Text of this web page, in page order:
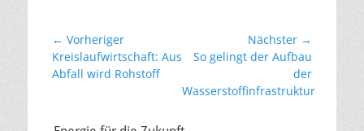
Beitragsnavigation
← Vorheriger
Vorheriger
Beitrag:
Kreislaufwirtschaft: Aus
Abfall wird Rohstoff
Nächster →
Nächster
So gelingt der Aufbau
der
Wasserstoffinfrastruktur